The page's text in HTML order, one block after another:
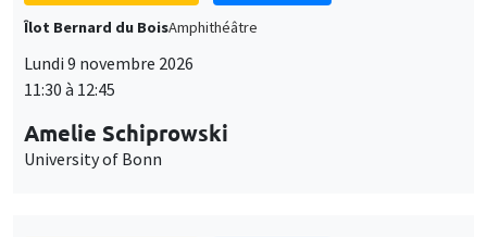
Îlot Bernard du BoisAmphithéâtre
Lundi 9 novembre 2026
11:30 à 12:45
Amelie Schiprowski
University of Bonn